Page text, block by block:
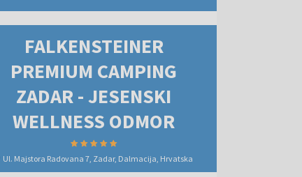
FALKENSTEINER
PREMIUM CAMPING
ZADAR - JESENSKI
WELLNESS ODMOR
Ul. Majstora Radovana 7, Zadar, Dalmacija, Hrvatska